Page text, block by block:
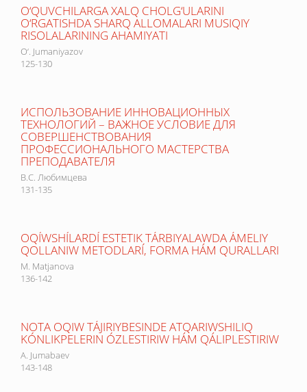
O‘QUVCHILARGA XALQ CHOLG‘ULARINI
O‘RGATISHDA SHARQ ALLOMALARI MUSIQIY
RISOLALARINING AHAMIYATI
O‘. Jumaniyazov
125-130
ИСПОЛЬЗОВАНИЕ ИННОВАЦИОННЫХ
ТЕХНОЛОГИЙ – ВАЖНОЕ УСЛОВИЕ ДЛЯ
СОВЕРШЕНСТВОВАНИЯ
ПРОФЕССИОНАЛЬНОГО МАСТЕРСТВА
ПРЕПОДАВАТЕЛЯ
В.С. Любимцева
131-135
OQÍWSHÍLARDÍ ESTETIK TÁRBIYALAWDA ÁMELIY
QOLLANIW METODLARÍ, FORMA HÁM QURALLARI
M. Matjanova
136-142
NOTA OQIW TÁJIRIYBESINDE ATQARIWSHILIQ
KÓNLIKPELERIN ÓZLESTIRIW HÁM QÁLIPLESTIRIW
A. Jumabaev
143-148